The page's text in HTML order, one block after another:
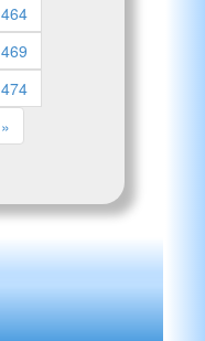
464
469
474
»